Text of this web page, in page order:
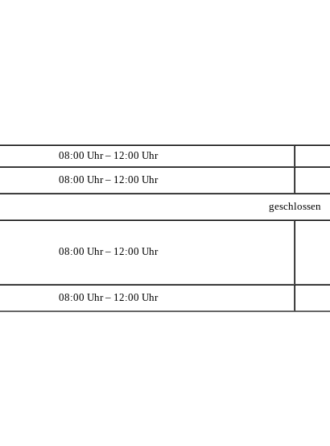
08:00 Uhr – 12:00 Uhr
08:00 Uhr – 12:00 Uhr
geschlossen
08:00 Uhr – 12:00 Uhr
08:00 Uhr – 12:00 Uhr